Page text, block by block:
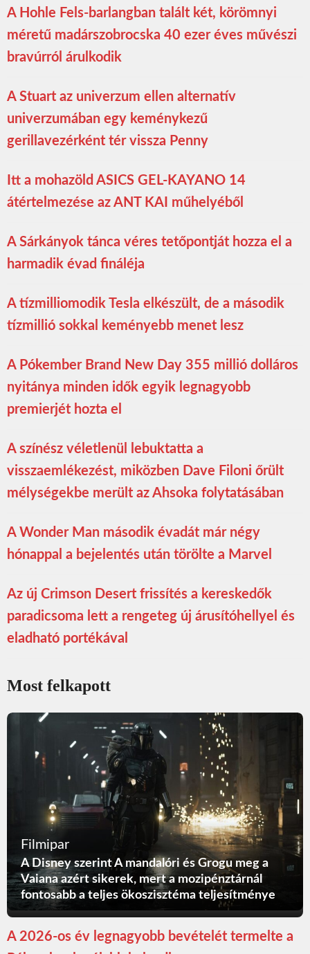
A Hohle Fels-barlangban talált két, körömnyi
méretű madárszobrocska 40 ezer éves művészi
bravúrról árulkodik
A Stuart az univerzum ellen alternatív
univerzumában egy keménykezű
gerillavezérként tér vissza Penny
Itt a mohazöld ASICS GEL-KAYANO 14
átértelmezése az ANT KAI műhelyéből
A Sárkányok tánca véres tetőpontját hozza el a
harmadik évad fináléja
A tízmilliomodik Tesla elkészült, de a második
tízmillió sokkal keményebb menet lesz
A Pókember Brand New Day 355 millió dolláros
nyitánya minden idők egyik legnagyobb
premierjét hozta el
A színész véletlenül lebuktatta a
visszaemlékezést, miközben Dave Filoni őrült
mélységekbe merült az Ahsoka folytatásában
A Wonder Man második évadát már négy
hónappal a bejelentés után törölte a Marvel
Az új Crimson Desert frissítés a kereskedők
paradicsoma lett a rengeteg új árusítóhellyel és
eladható portékával
Most felkapott
Filmipar
A Disney szerint A mandalóri és Grogu meg a
Vaiana azért sikerek, mert a mozipénztárnál
fontosabb a teljes ökoszisztéma teljesítménye
A 2026-os év legnagyobb bevételét termelte a